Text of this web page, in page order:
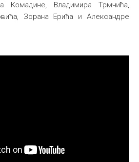
Комадине, Владимира Трмчића,
Зорана Ерића и Александре